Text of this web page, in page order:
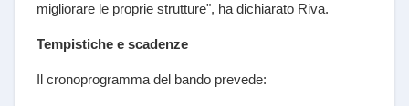
migliorare le proprie strutture", ha dichiarato Riva.
Tempistiche e scadenze
Il cronoprogramma del bando prevede: